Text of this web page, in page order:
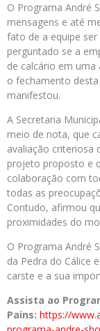
O Programa André
mensagens e até
fato de a equipe ser
perguntado se a
de calcário em
o fechamento
manifestou.
A Secretaria
meio de nota, que
avaliação criteriosa
projeto proposto e
colaboração com
todas as
Contudo, afirmou
proximidades do
O Programa André
da Pedra do Cálice
carste e a sua
Assista ao
Pains: https://